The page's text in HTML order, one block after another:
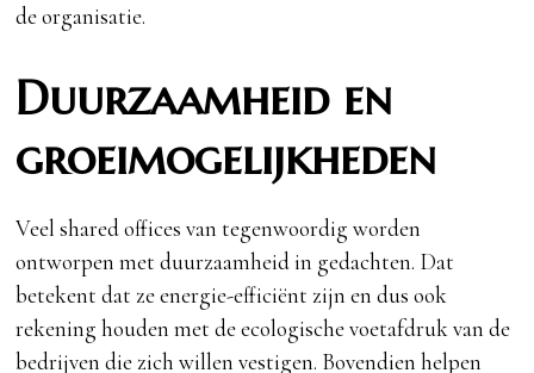
de organisatie.
Duurzaamheid en
groeimogelijkheden
Veel shared offices van tegenwoordig worden
ontworpen met duurzaamheid in gedachten. Dat
betekent dat ze energie-efficiënt zijn en dus ook
rekening houden met de ecologische voetafdruk van de
bedrijven die zich willen vestigen. Bovendien helpen